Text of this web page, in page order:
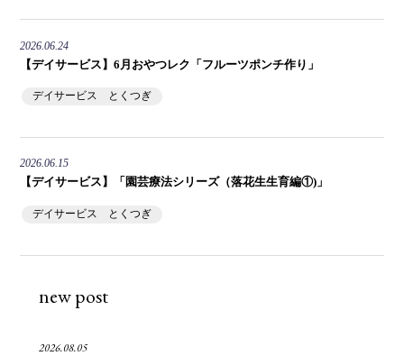
2026.06.24
【デイサービス】6月おやつレク「フルーツポンチ作り」
デイサービス とくつぎ
2026.06.15
【デイサービス】「園芸療法シリーズ（落花生生育編①)」
デイサービス とくつぎ
new post
2026.08.05